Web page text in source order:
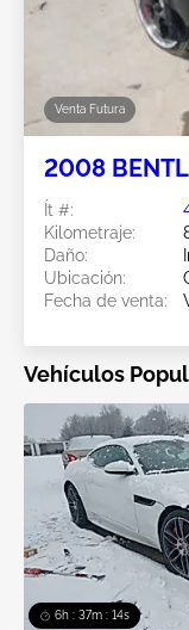
Venta Futura
2008
Ít #:
Kilometraje:
Daño:
Ubicación:
Fecha de venta:
Vehículos
6h : 37m : 14s